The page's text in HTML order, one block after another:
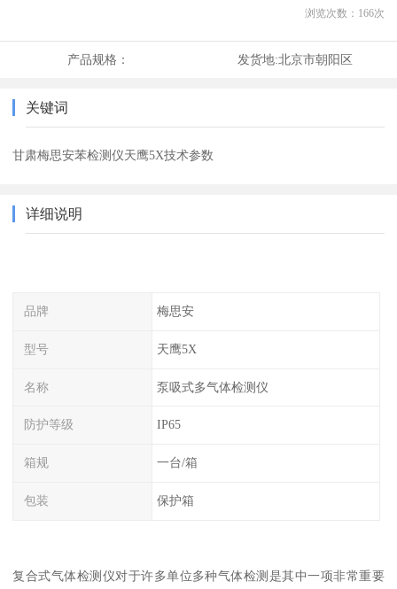
浏览次数： 166次
产品规格： 发货地:北京市朝阳区
关键词
甘肃梅思安苯检测仪天鹰5X技术参数
详细说明
品牌 梅思安
型号 天鹰5X
名称 泵吸式多气体检测仪
防护等级 IP65
箱规 一台/箱
包装 保护箱
复合式气体检测仪对于许多单位多种气体检测是其中一项非常重要